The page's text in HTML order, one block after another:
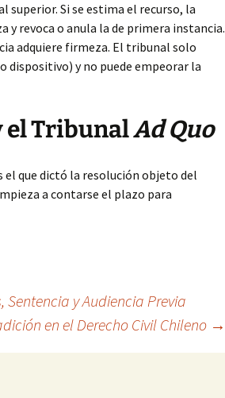
Si se estima el recurso, la
y revoca o anula la de primera instancia.
adquiere firmeza. El tribunal solo
dispositivo) y no puede empeorar la
el TribunalAd Quo
el que dictó la resolución objeto del
a contarse el plazo para
y Audiencia Previa
en el Derecho Civil Chileno →